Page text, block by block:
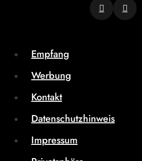
Empfang
Werbung
Kontakt
Datenschutzhinweis
Impressum